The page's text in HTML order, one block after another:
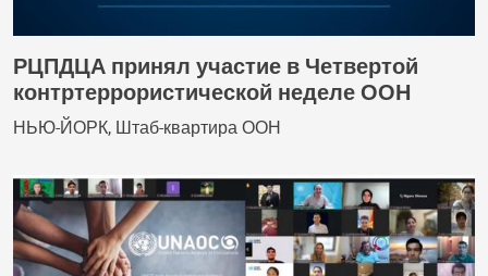
РЦПДЦА принял участие в Четвертой
контртеррористической неделе ООН
НЬЮ-ЙОРК, Штаб-квартира ООН